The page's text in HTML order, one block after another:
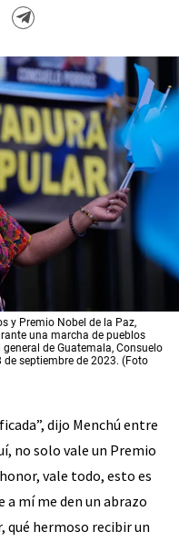
y Premio Nobel de la Paz,
una marcha de pueblos
de Guatemala, Consuelo
de septiembre de 2023. (Foto
dijo Menchú entre
no solo vale un Premio
vale todo, esto es
mí me den un abrazo
qué hermoso recibir un